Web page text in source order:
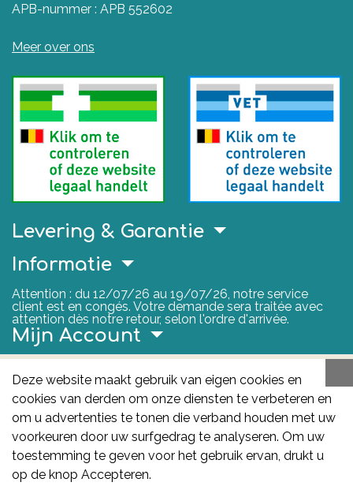
APB-nummer : APB 552602
Meer over ons
Levering & Garantie
Deze website maakt gebruik van eigen cookies en
cookies van derden om onze diensten te verbeteren en
om u advertenties te tonen die verband houden met uw
voorkeuren door uw surfgedrag te analyseren. Om uw
toestemming te geven voor het gebruik ervan, drukt u
op de knop Accepteren.
Informatie
Attention : du 12/07/26 au 19/07/26, notre service
client est en congés. Votre demande sera traitée avec
attention dès notre retour, selon l'ordre d'arrivée.
Mijn Account
Nuttige Links
FAGG
Het FAGG is de bevoegde autoriteit voor
geneesmiddelen en gezondheidsproducten in België.
Deze site valt onder haar controle.